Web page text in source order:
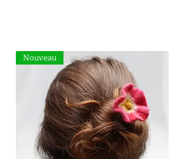
Nouveau